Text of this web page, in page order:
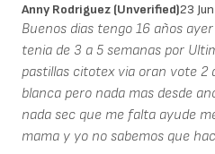
Anny Rodriguez (unverified)23
Buenos dias tengo 16 años
tenia de 3 a 5 semanas por
pastillas citotex via oran vote 2
blanca pero nada mas desde
nada sec que me falta ayude
mama y yo no sabemos que